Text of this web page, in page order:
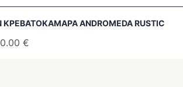
ΚΡΕΒΑΤΟΚΆΜΑΡΑ ANDROMEDA RUSTIC
€